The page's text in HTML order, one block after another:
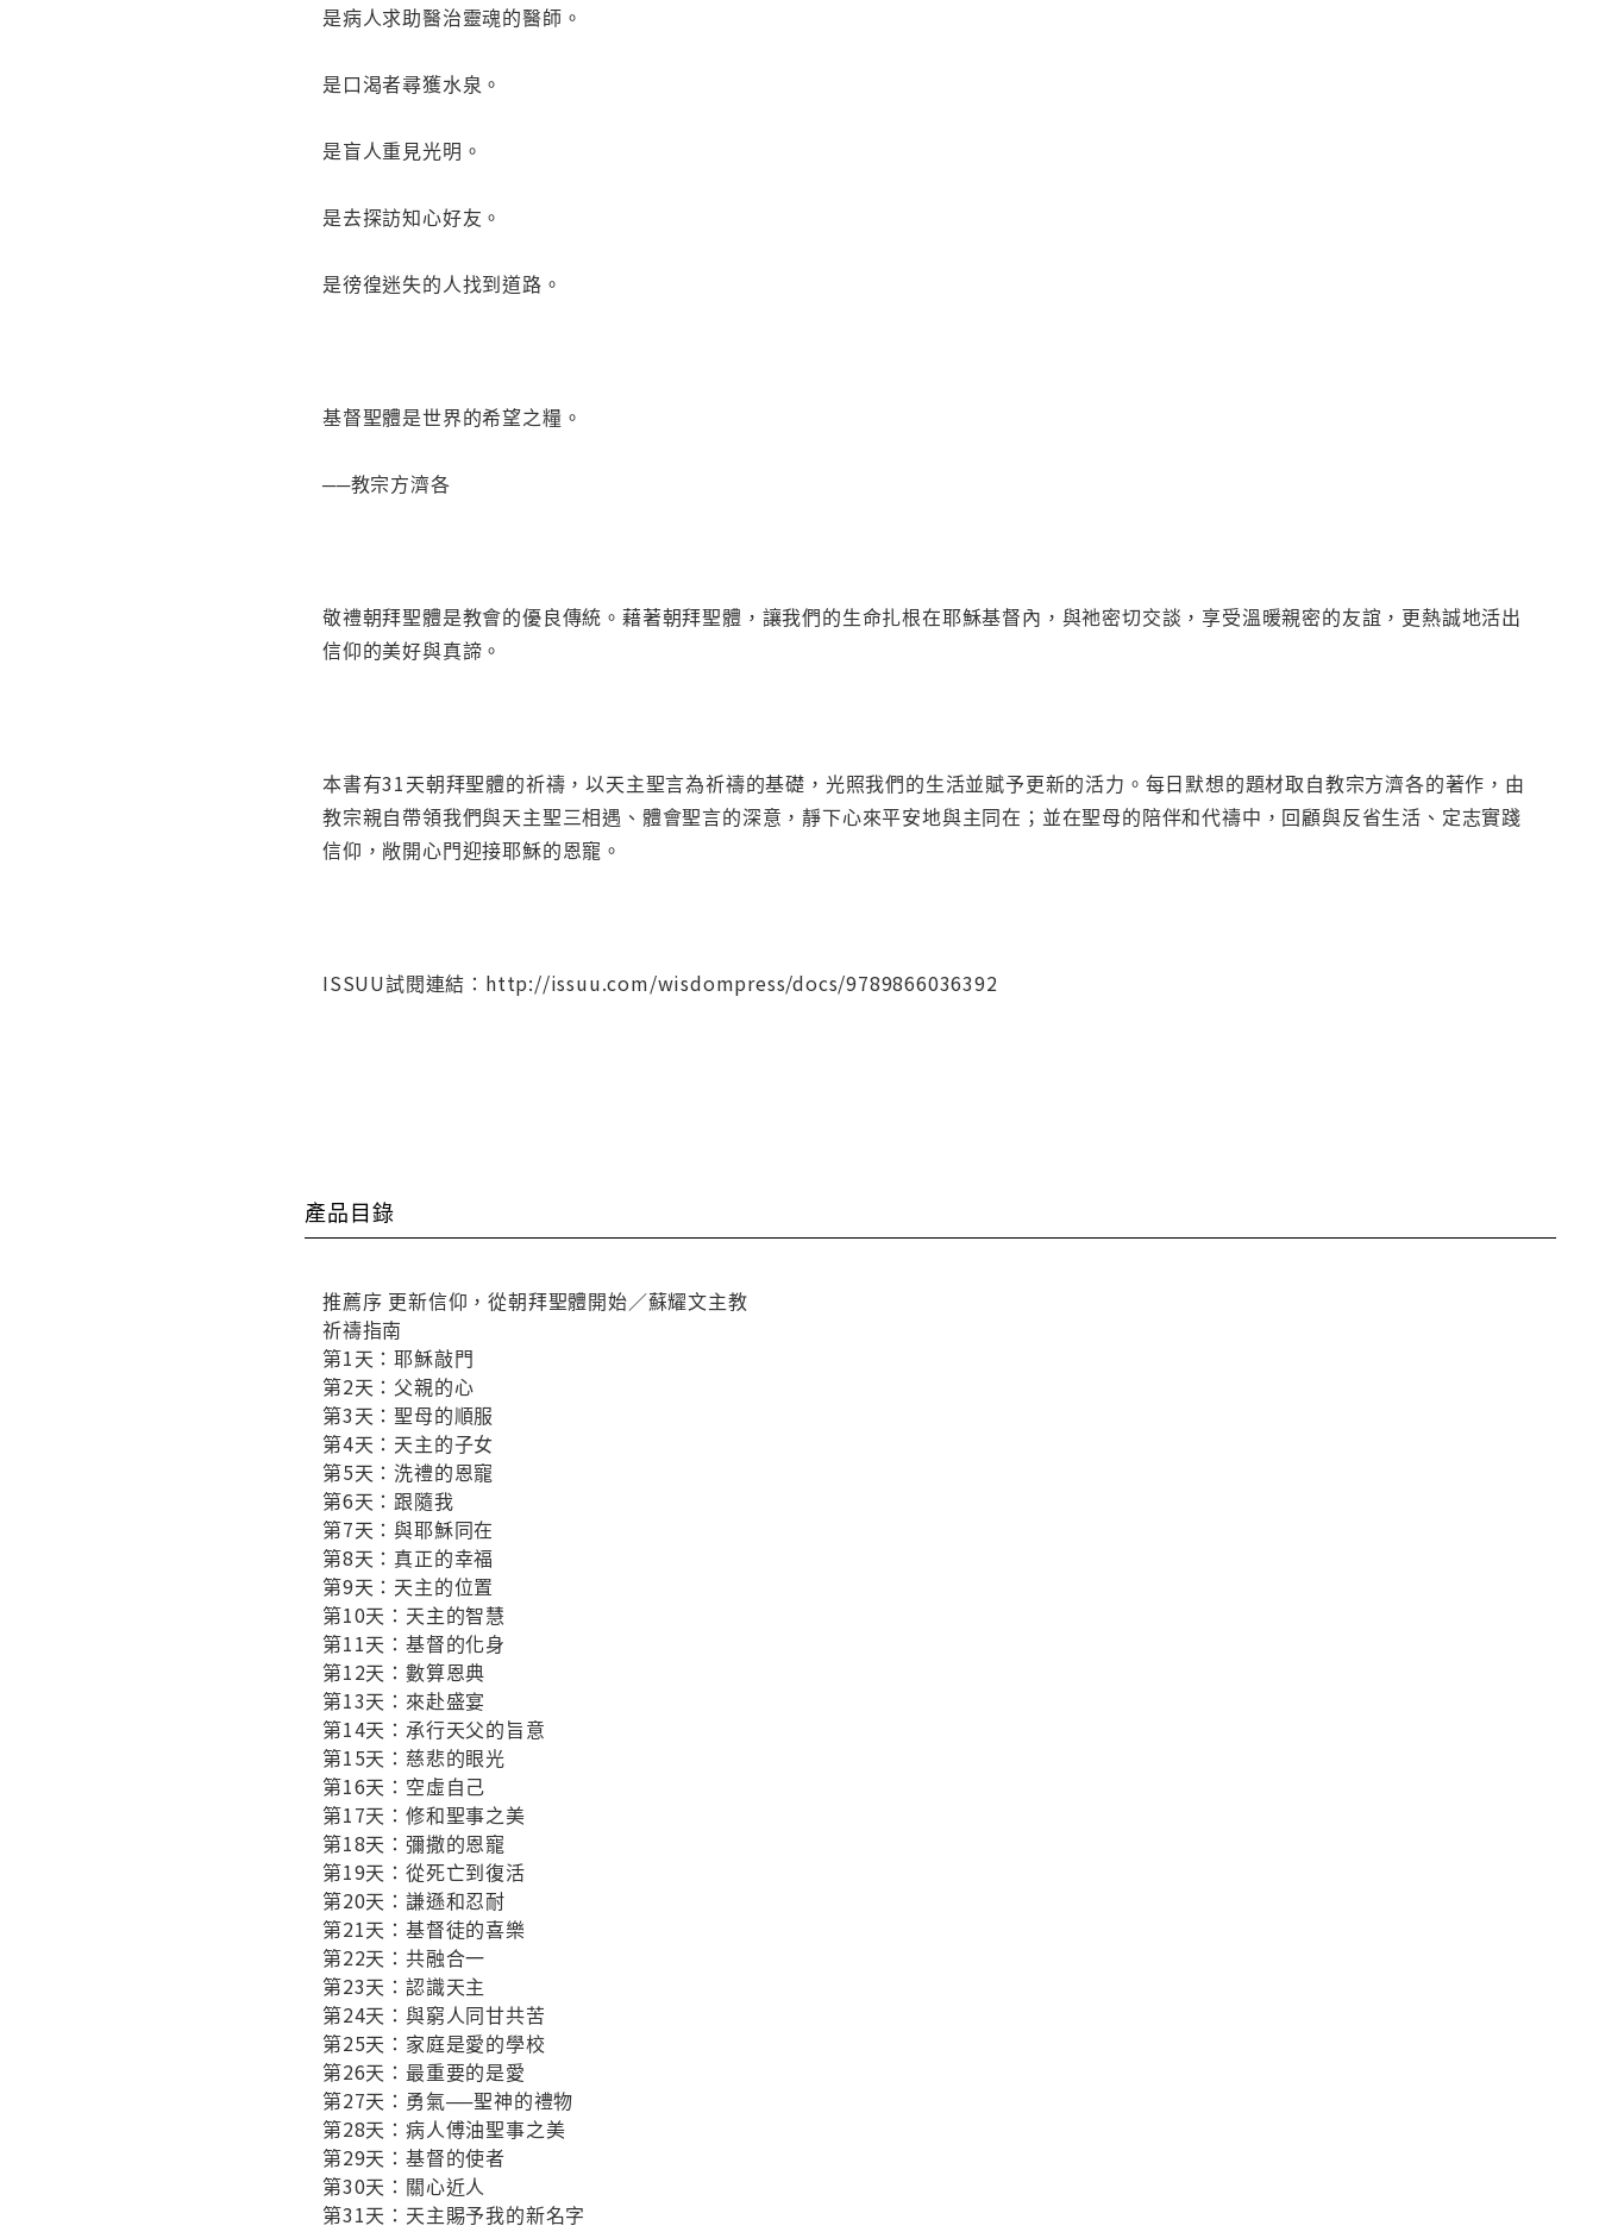
是病人求助醫治靈魂的醫師。
是口渴者尋獲水泉。
是盲人重見光明。
是去探訪知心好友。
是徬徨迷失的人找到道路。
基督聖體是世界的希望之糧。
──教宗方濟各
敬禮朝拜聖體是教會的優良傳統。藉著朝拜聖體，讓我們的生命扎根在耶穌基督內，與祂密切交談，享受溫暖親密的友誼，更熱誠地活出
信仰的美好與真諦。
本書有31天朝拜聖體的祈禱，以天主聖言為祈禱的基礎，光照我們的生活並賦予更新的活力。每日默想的題材取自教宗方濟各的著作，由
教宗親自帶領我們與天主聖三相遇、體會聖言的深意，靜下心來平安地與主同在；並在聖母的陪伴和代禱中，回顧與反省生活、定志實踐
信仰，敞開心門迎接耶穌的恩寵。
ISSUU試閱連結：http://issuu.com/wisdompress/docs/9789866036392
產品目錄
推薦序 更新信仰，從朝拜聖體開始／蘇耀文主教
祈禱指南
第1天：耶穌敲門
第2天：父親的心
第3天：聖母的順服
第4天：天主的子女
第5天：洗禮的恩寵
第6天：跟隨我
第7天：與耶穌同在
第8天：真正的幸福
第9天：天主的位置
第10天：天主的智慧
第11天：基督的化身
第12天：數算恩典
第13天：來赴盛宴
第14天：承行天父的旨意
第15天：慈悲的眼光
第16天：空虛自己
第17天：修和聖事之美
第18天：彌撒的恩寵
第19天：從死亡到復活
第20天：謙遜和忍耐
第21天：基督徒的喜樂
第22天：共融合一
第23天：認識天主
第24天：與窮人同甘共苦
第25天：家庭是愛的學校
第26天：最重要的是愛
第27天：勇氣──聖神的禮物
第28天：病人傅油聖事之美
第29天：基督的使者
第30天：關心近人
第31天：天主賜予我的新名字